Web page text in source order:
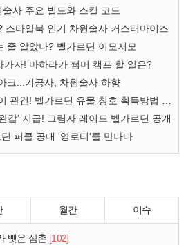
사 주요 빌드와 스킬 코드
스타일북 인기 차원술사 커스터마이즈
줄 알았나? 벨가르딘 이모저모
가자! 마하라카 썸머 캠프 할 일은?
크...기공사, 차원술사 하향
잡기 관리와 전원 생존이 관건! 벨가르딘 유물 칭호 획득방법 정리
갑’ 지급! 그림자 레이드 벨가르딘 공개
퍼클 공대 '영로티'를 만나다
월간 이슈
뺏은 삼촌 [102]